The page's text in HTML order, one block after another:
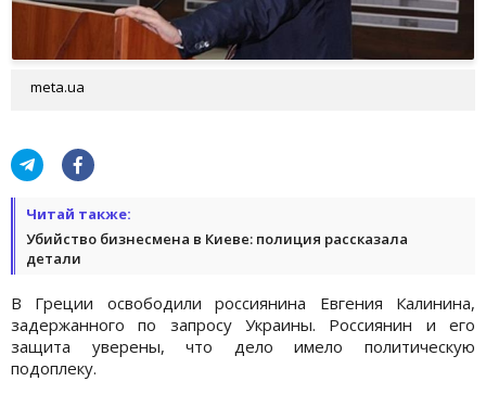
meta.ua
Читай также:
Убийство бизнесмена в Киеве: полиция рассказала
детали
В Греции освободили россиянина Евгения Калинина,
задержанного по запросу Украины. Россиянин и его
защита уверены, что дело имело политическую
подоплеку.